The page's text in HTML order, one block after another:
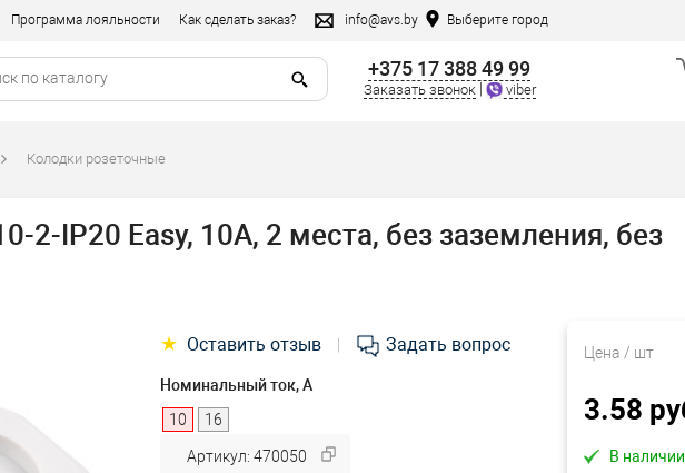
Программа лояльности Как сделать заказ? info@avs.by Выберите город
+375 17 388 49 99
Заказать звонок viber
Колодки розеточные
2-IP20 Easy, 10А, 2 места, без заземления, без
Цена / шт
3.58
В наличии
★ Оставить отзыв Задать вопрос
Номинальный ток, А
10
16
Артикул: 470050